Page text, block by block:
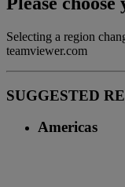
Selecting a region
teamviewer.com
SUGGESTED
Americas